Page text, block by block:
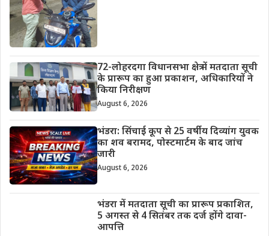
72-लोहरदगा विधानसभा क्षेत्र में मतदाता सूची
के प्रारूप का हुआ प्रकाशन, अधिकारियों ने
किया निरीक्षण
August 6, 2026
भंडरा: सिंचाई कूप से 25 वर्षीय दिव्यांग युवक
का शव बरामद, पोस्टमार्टम के बाद जांच
जारी
August 6, 2026
भंडरा में मतदाता सूची का प्रारूप प्रकाशित,
5 अगस्त से 4 सितंबर तक दर्ज होंगे दावा-
आपत्ति